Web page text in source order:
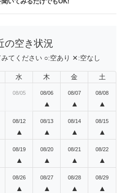
の空き状況
てください ○:空あり ✕:空なし
水 木 金 土
08/05 08/06
▲
08/07
▲
08/08
▲
08/12
▲
08/13
▲
08/14
▲
08/15
▲
08/19
▲
08/20
▲
08/21
▲
08/22
▲
08/26
▲
08/27
▲
08/28
▲
08/29
▲